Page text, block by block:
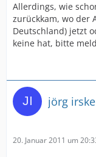
Allerdings, wie
zurückkam, wo der
Deutschland) jetzt
keine hat, bitte
jörg
20. Januar 2011 um